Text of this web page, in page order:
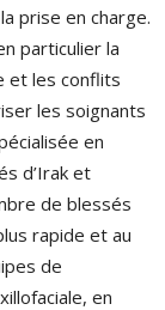
prise en charge.
particulier la
et les conflits
les soignants
en
d’Irak et
de blessés
rapide et au
de
en